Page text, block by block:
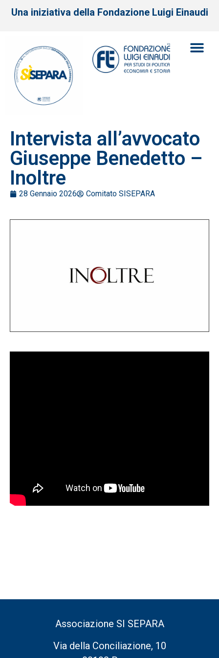
Una iniziativa della Fondazione Luigi Einaudi
Intervista all’avvocato
Giuseppe Benedetto –
Inoltre
28 Gennaio 2026 Comitato SISEPARA
Associazione SI SEPARA
Via della Conciliazione, 10